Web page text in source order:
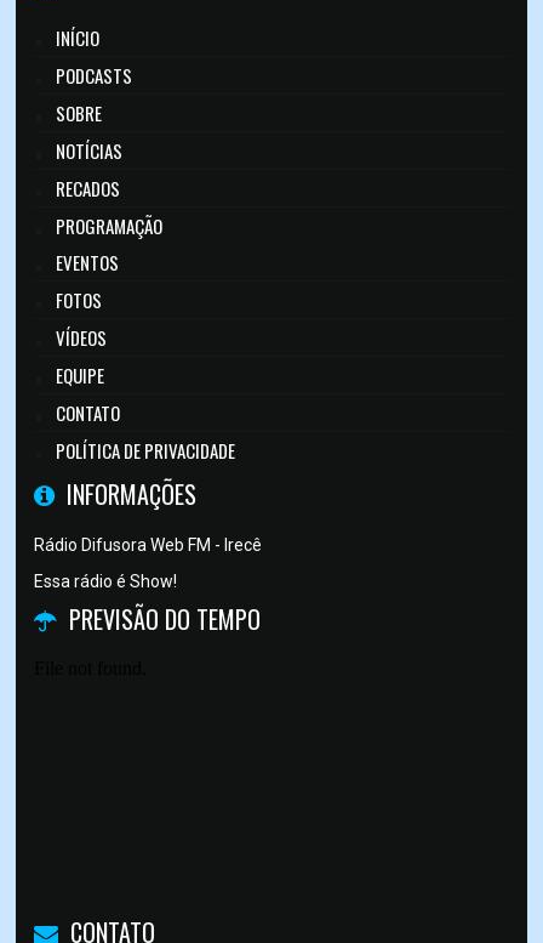
INÍCIO
PODCASTS
SOBRE
NOTÍCIAS
RECADOS
PROGRAMAÇÃO
EVENTOS
FOTOS
VÍDEOS
EQUIPE
CONTATO
POLÍTICA DE PRIVACIDADE
INFORMAÇÕES
Rádio Difusora Web FM - Irecê
Essa rádio é Show!
PREVISÃO DO TEMPO
CONTATO